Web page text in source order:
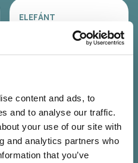
content and ads, to
and to analyse our traffic.
your use of our site with
and analytics partners who
that you’ve
ELEFÁNT
07.24. P 23:00 - 00:30 (90
Perc)
Jegyvásárlás
José González (SE)
José González (SE)